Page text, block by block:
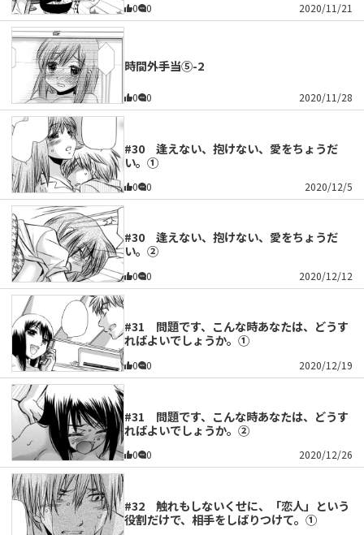
0 0 2020/11/21
時間外手当⑤-2
0 0 2020/11/28
#30 逢えない、抱けない、愛をちょうだ
い。①
0 0 2020/12/5
#30 逢えない、抱けない、愛をちょうだ
い。②
0 0 2020/12/12
#31 問題です、こんな時あなたは、どうす
ればよいでしょうか。①
0 0 2020/12/19
#31 問題です、こんな時あなたは、どうす
ればよいでしょうか。②
0 0 2020/12/26
#32 触れもしないくせに、「恋人」という
役割だけで、相手をしばりつけて。①